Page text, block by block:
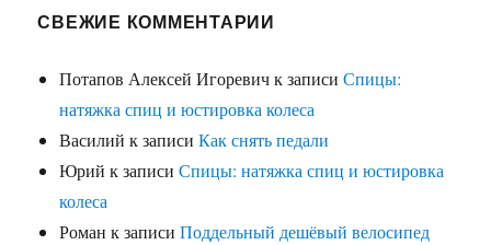
СВЕЖИЕ КОММЕНТАРИИ
Потапов Алексей Игоревичк записиСпицы:
натяжка спиц и юстировка колеса
Василий к записиКак снять педали
Юрий к записиСпицы: натяжка спиц и юстировка
колеса
Роман к записиПоддельный дешёвый велосипед